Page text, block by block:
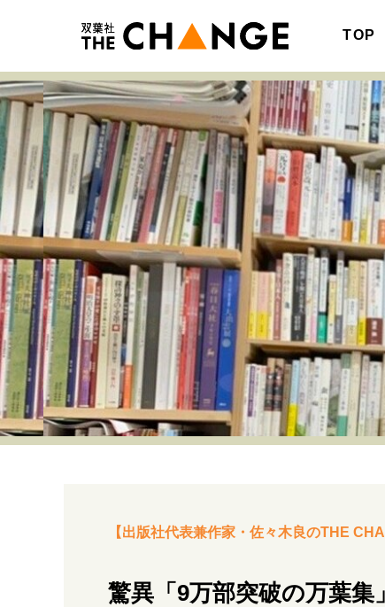
TOP
SPECIAL 注目の記事テーマで探す
サイトの核・哲学
キャリア・働き方
経営・ビジネス
【出版社代表兼作家・佐々木良のTHE
驚異「9万部突破の万葉